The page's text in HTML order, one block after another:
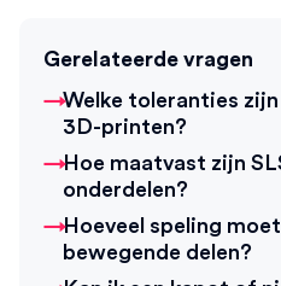
Gerelateerde vragen
Welke toleranties
3D-printen?
Hoe maatvast zijn
onderdelen?
Hoeveel speling
bewegende delen?